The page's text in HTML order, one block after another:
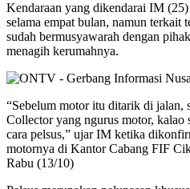
Kendaraan yang dikendarai IM
selama empat bulan, namun terkait
sudah bermusyawarah dengan
menagih kerumahnya.
“Sebelum motor itu ditarik di jalan,
Collector yang ngurus motor, kalao
cara pelsus,” ujar IM ketika
motornya di Kantor Cabang FIF
Rabu (13/10)